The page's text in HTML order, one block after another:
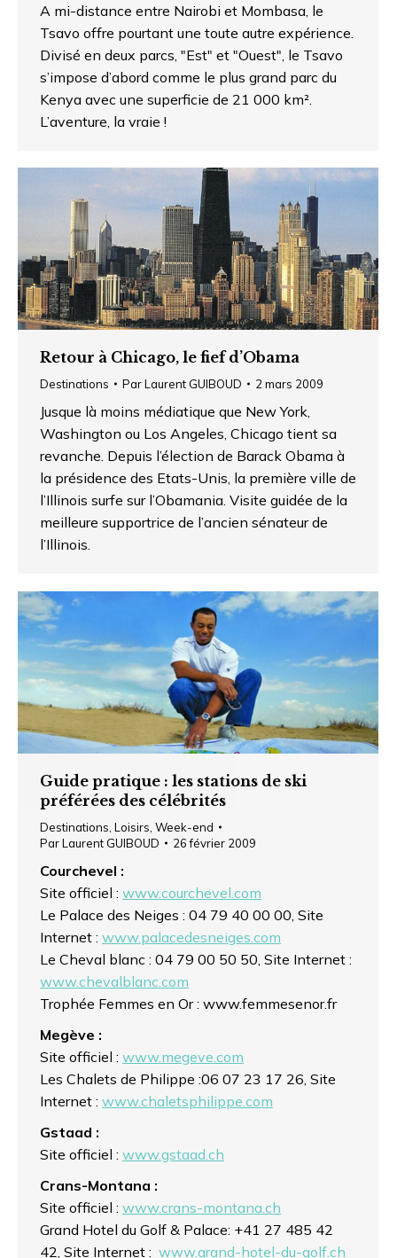
A mi-distance entre Nairobi et Mombasa, le
Tsavo offre pourtant une toute autre expérience.
Divisé en deux parcs, "Est" et "Ouest", le Tsavo
s’impose d’abord comme le plus grand parc du
Kenya avec une superficie de 21 000 km².
L’aventure, la vraie !
Retour à Chicago, le fief d’Obama
Destinations ParLaurent GUIBOUD 2 mars 2009
Jusque là moins médiatique que New York,
Washington ou Los Angeles, Chicago tient sa
revanche. Depuis l’élection de Barack Obama à
la présidence des Etats-Unis, la première ville de
l’Illinois surfe sur l’Obamania. Visite guidée de la
meilleure supportrice de l’ancien sénateur de
l’Illinois.
Guide pratique : les stations de ski
préférées des célébrités
Destinations Loisirs Week-end
ParLaurent GUIBOUD 26 février 2009
Courchevel :
Site officiel : www.courchevel.com
Le Palace des Neiges : 04 79 40 00 00, Site
Internet : www.palacedesneiges.com
Le Cheval blanc : 04 79 00 50 50, Site Internet :
www.chevalblanc.com
Trophée Femmes en Or : www.femmesenor.fr
Megève :
Site officiel : www.megeve.com
Les Chalets de Philippe :06 07 23 17 26, Site
Internet : www.chaletsphilippe.com
Gstaad :
Site officiel : www.gstaad.ch
Crans-Montana :
Site officiel : www.crans-montana.ch
Grand Hotel du Golf & Palace: +41 27 485 42
42, Site Internet : www.grand-hotel-du-golf.ch